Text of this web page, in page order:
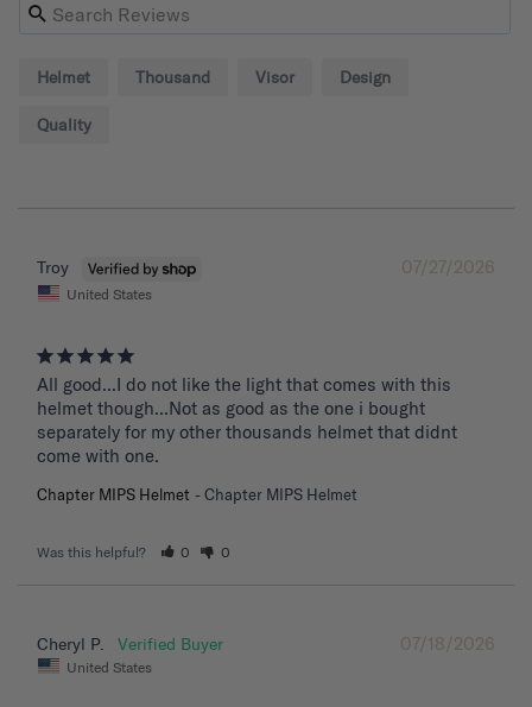
Helmet Thousand Visor Design
Quality
07/27/2026
Troy
United States
All good...I do not like the light that comes with this
helmet though...Not as good as the one i bought
separately for my other thousands helmet that didnt
come with one.
Chapter MIPS Helmet Chapter MIPS Helmet
Was this helpful? 0 0
07/18/2026
Cheryl P.
United States